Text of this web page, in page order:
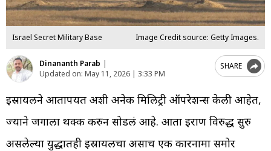
Israel Secret Military Base Image Credit source: Getty Images.
Dinananth Parab |
Updated on: May 11, 2026 | 3:33 PM
SHARE
इस्रायलने आतापर्यंत अशी अनेक मिलिट्री ऑपरेशन्स केली आहेत,
ज्याने जगाला थक्क करुन सोडलं आहे. आता इराण विरुद्ध सुरु
असलेल्या युद्धातही इस्रायलचा असाच एक कारनामा समोर